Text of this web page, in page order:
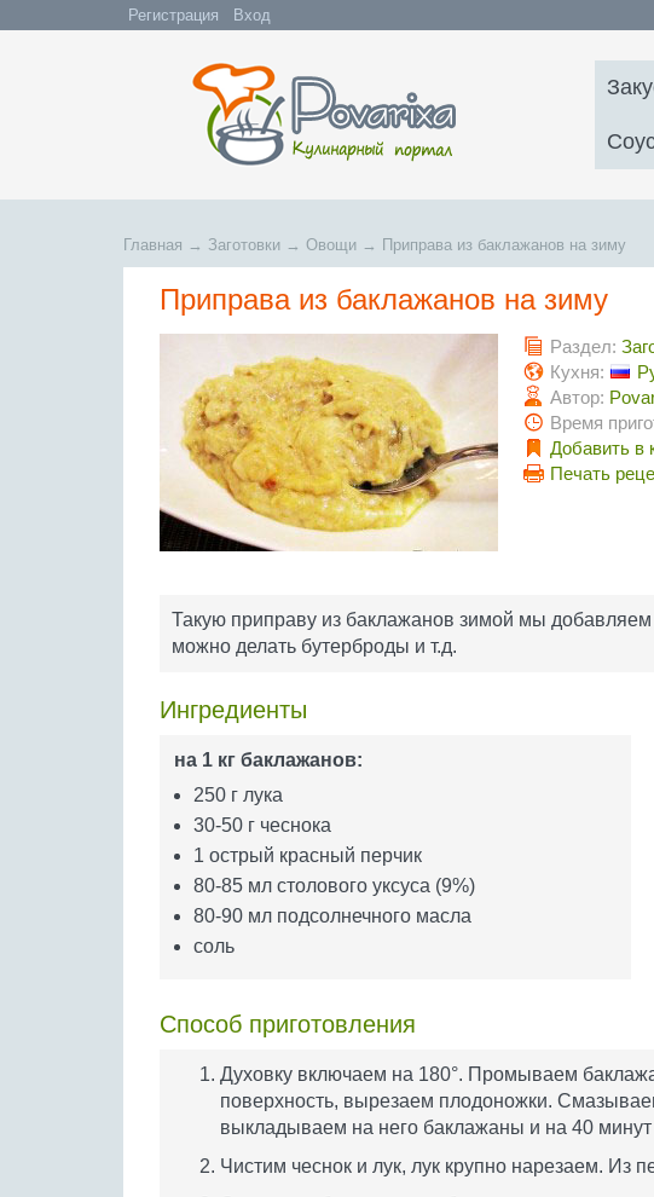
Регистрация Вход
Главная → Заготовки → Овощи → Приправа из баклажанов на зиму
Приправа из баклажанов на зиму
Раздел:
Кухня:
Автор:
Время
Добавить в
Печать
Такую приправу из баклажанов зимой мы
можно делать бутерброды и т.д.
Ингредиенты
на 1 кг баклажанов:
250 г лука
30-50 г чеснока
1 острый красный перчик
80-85 мл столового уксуса (9%)
80-90 мл подсолнечного масла
соль
Способ приготовления
Духовку включаем на 180°. Промываем
поверхность, вырезаем плодоножки.
выкладываем на него баклажаны и на 40 минут
Чистим чеснок и лук, лук крупно нарезаем. Из